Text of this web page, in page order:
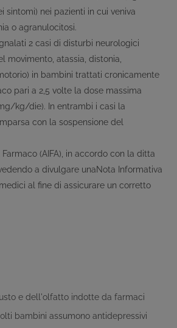
sintomi) nei pazienti in cui veniva
o agranulocitosi.
2 casi di disturbi neurologici
movimento, atassia, distonia,
in bambini trattati cronicamente
pari a 2,5 volte la dose massima
kg/die). In entrambi i casi la
con la sospensione del
Farmaco (AIFA), in accordo con la ditta
a divulgare unaNota Informativa
al fine di assicurare un corretto
e dell'olfatto indotte da farmaci
bambini assumono antidepressivi